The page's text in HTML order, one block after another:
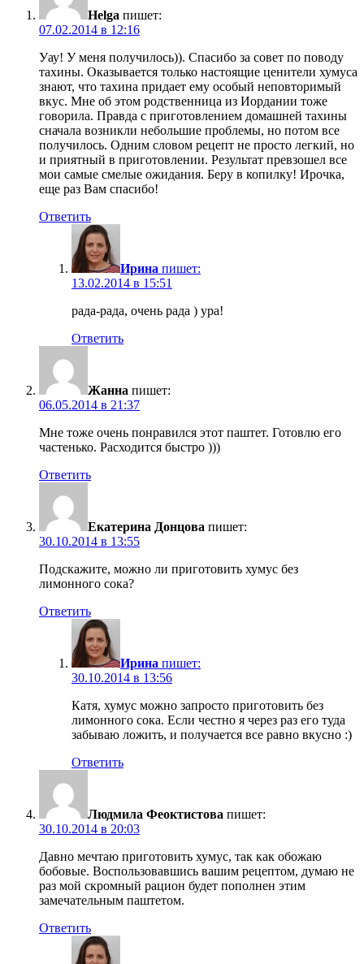
Helga пишет:
07.02.2014 в 12:16
Уау! У меня получилось)). Спасибо за совет по поводу
тахины. Оказывается только настоящие ценители хумуса
знают, что тахина придает ему особый неповторимый
вкус. Мне об этом родственница из Иордании тоже
говорила. Правда с приготовлением домашней тахины
сначала возникли небольшие проблемы, но потом все
получилось. Одним словом рецепт не просто легкий, но
и приятный в приготовлении. Результат превзошел все
мои самые смелые ожидания. Беру в копилку! Ирочка,
еще раз Вам спасибо!
Ответить
Ирина пишет:
13.02.2014 в 15:51
рада-рада, очень рада ) ура!
Ответить
Жанна пишет:
06.05.2014 в 21:37
Мне тоже очень понравился этот паштет. Готовлю его
частенько. Расходится быстро )))
Ответить
Екатерина Донцова пишет:
30.10.2014 в 13:55
Подскажите, можно ли приготовить хумус без
лимонного сока?
Ответить
Ирина пишет:
30.10.2014 в 13:56
Катя, хумус можно запросто приготовить без
лимонного сока. Если честно я через раз его туда
забываю ложить, и получается все равно вкусно :)
Ответить
Людмила Феоктистова пишет:
30.10.2014 в 20:03
Давно мечтаю приготовить хумус, так как обожаю
бобовые. Воспользовавшись вашим рецептом, думаю не
раз мой скромный рацион будет пополнен этим
замечательным паштетом.
Ответить